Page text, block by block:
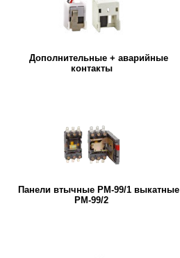
Дополнительные + аварийные
контакты
Панели втычные РМ-99/1 выкатные
РМ-99/2